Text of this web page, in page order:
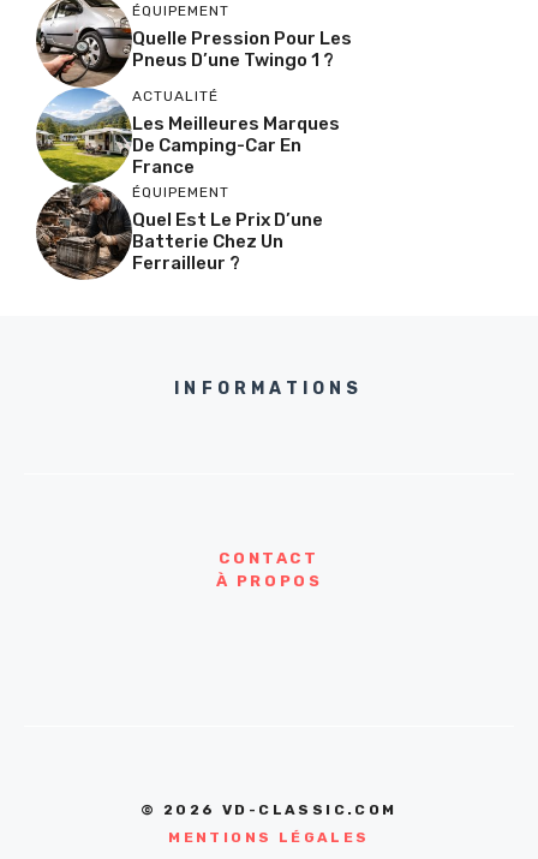
ÉQUIPEMENT
Quelle Pression Pour Les
Pneus D’une Twingo 1 ?
ACTUALITÉ
Les Meilleures Marques
De Camping-Car En
France
ÉQUIPEMENT
Quel Est Le Prix D’une
Batterie Chez Un
Ferrailleur ?
INFORMATIONS
CONTACT
À PROPOS
© 2026 VD-CLASSIC.COM
MENTIONS LÉGALES